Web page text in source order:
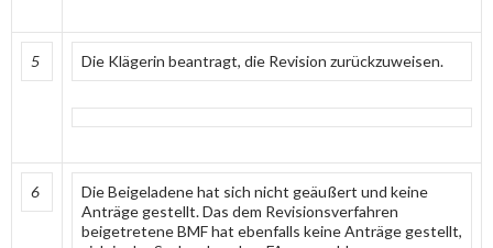
5 Die Klägerin beantragt, die Revision zurückzuweisen.
6
Die Beigeladene hat sich nicht geäußert und keine
Anträge gestellt. Das dem Revisionsverfahren
beigetretene BMF hat ebenfalls keine Anträge gestellt,